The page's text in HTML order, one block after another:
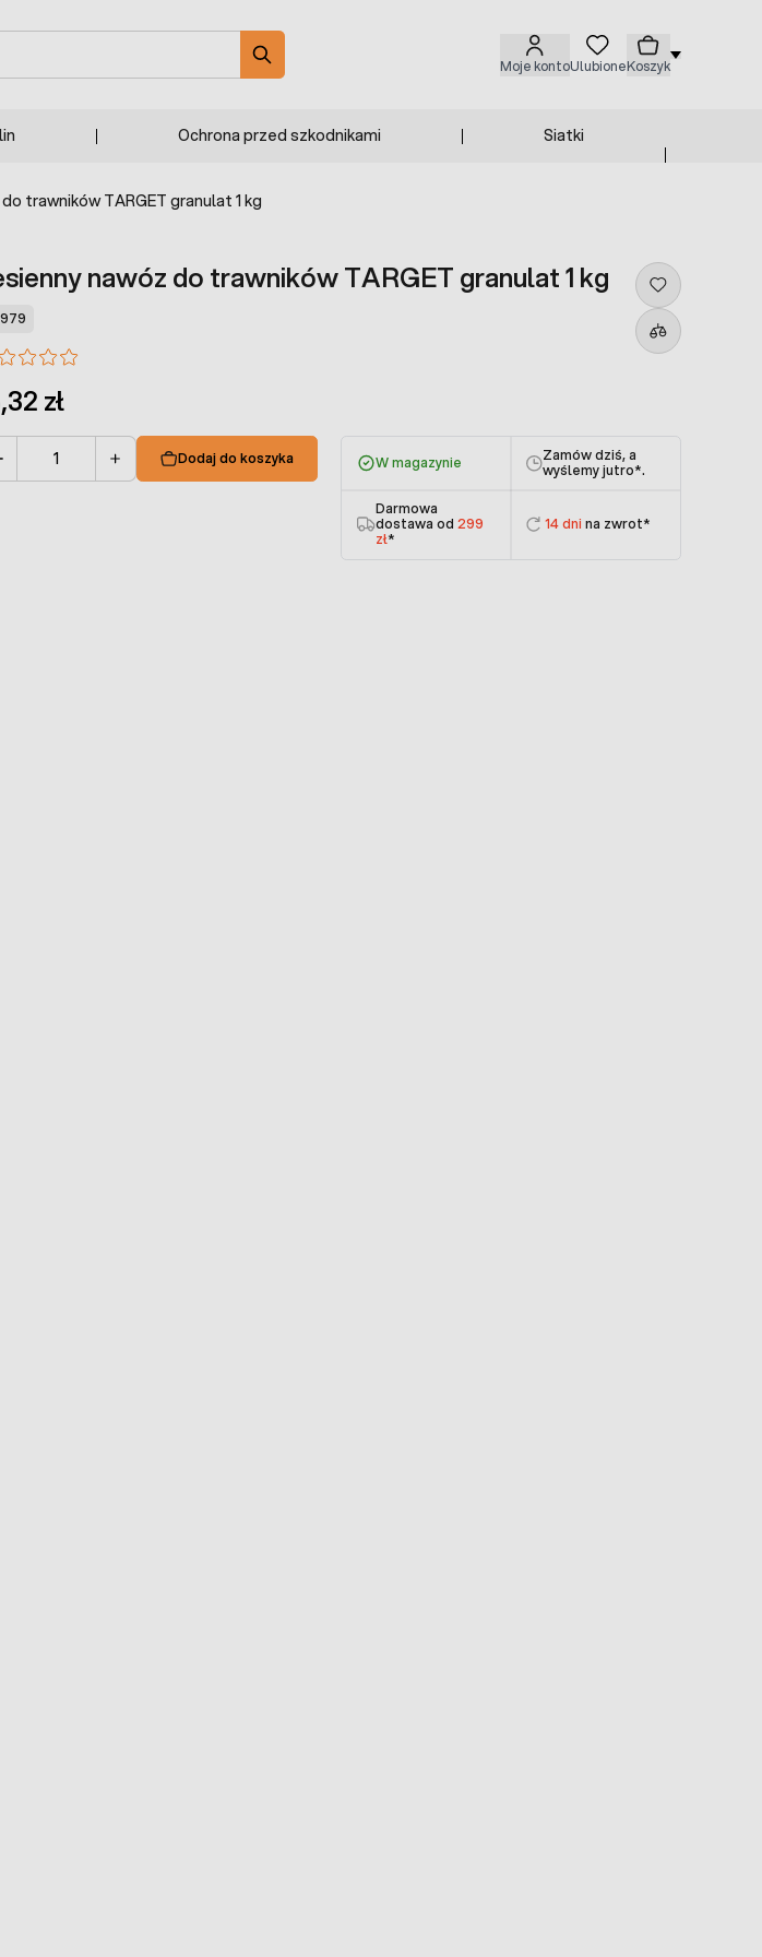
Moje kontoUlubioneKoszyk
Ochrona przed szkodnikami Siatki
trawników TARGET granulat 1 kg
nawóz do trawników TARGET granulat 1 kg
zł
Dodaj do koszyka W magazynie
Zamów dziś, a
wyślemy jutro*.
Darmowa
dostawa od 299
zł*
14 dni na zwrot*